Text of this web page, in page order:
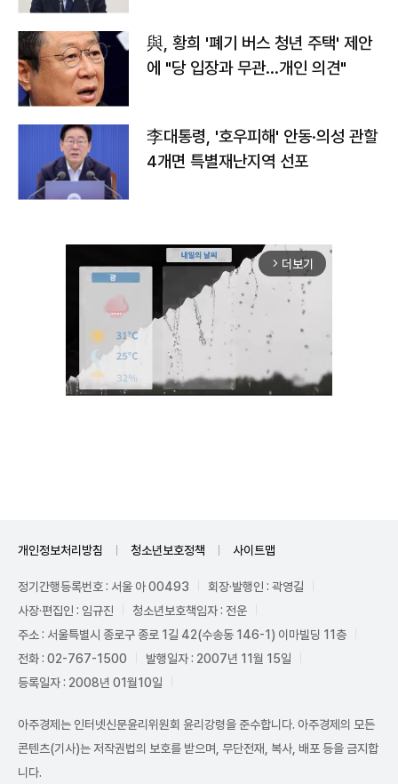
與, 황희 '폐기 버스 청년 주택' 제안
에 "당 입장과 무관…개인 의견"
李대통령, '호우피해' 안동·의성 관할
4개면 특별재난지역 선포
arrow_forward_ios 더보기
개인정보처리방침 청소년보호정책 사이트맵
정기간행등록번호 : 서울 아 00493
회장·발행인 : 곽영길
사장·편집인 : 임규진
청소년보호책임자 : 전운
주소 : 서울특별시 종로구 종로 1길 42(수송동 146-1) 이마빌딩 11층
전화 : 02-767-1500
발행일자 : 2007년 11월 15일
등록일자 : 2008년 01월10일
아주경제는 인터넷신문윤리위원회 윤리강령을 준수합니다. 아주경제의 모든
콘텐츠(기사)는 저작권법의 보호를 받으며, 무단전재, 복사, 배포 등을 금지합
니다.